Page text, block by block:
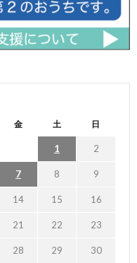
金 土 日
1 2
7 8 9
14 15 16
21 22 23
28 29 30